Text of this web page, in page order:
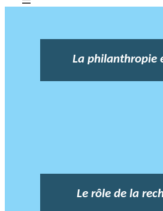
La philanthropie
Le rôle de la